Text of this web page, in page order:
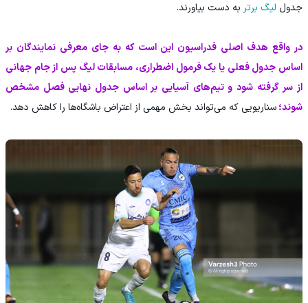
جدول لیگ برتر به دست بیاورند.
در واقع هدف اصلی فدراسیون این است که به جای معرفی نمایندگان بر
اساس جدول فعلی یا یک فرمول اضطراری، مسابقات لیگ پس از جام جهانی
از سر گرفته شود و تیم‌های آسیایی بر اساس جدول نهایی فصل مشخص
شوند؛سناریویی که می‌تواند بخش مهمی از اعتراض باشگاه‌ها را کاهش دهد.